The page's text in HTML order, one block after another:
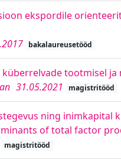
ekspordile
bakalaureusetööd
tootmisel
31.05.2021 magistritööd
ning
of total factor
magistritööd